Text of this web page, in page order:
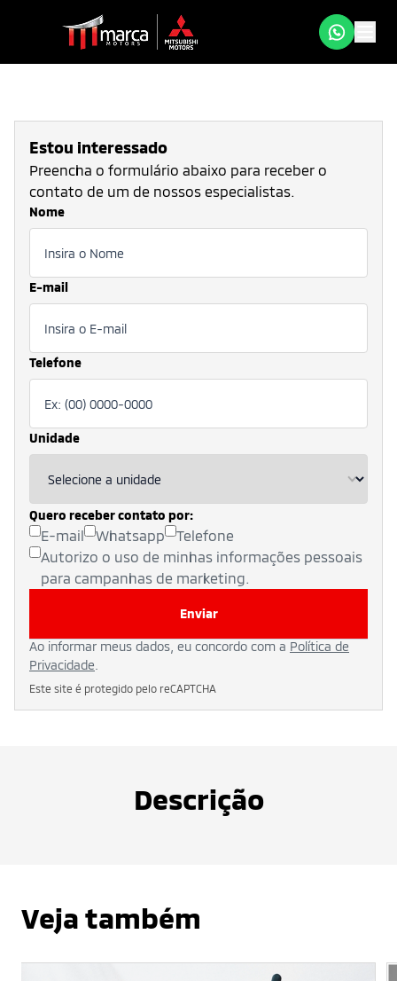
Estou interessado
Preencha o formulário abaixo para receber o
contato de um de nossos especialistas.
Nome
E-mail
Telefone
Unidade
Quero receber contato por:
E-mail Whatsapp
Telefone
Autorizo o uso de minhas informações pessoais
para campanhas de marketing.
Enviar
Ao informar meus dados, eu concordo com a Política de
Privacidade
Este site é protegido pelo reCAPTCHA
Descrição
Veja também